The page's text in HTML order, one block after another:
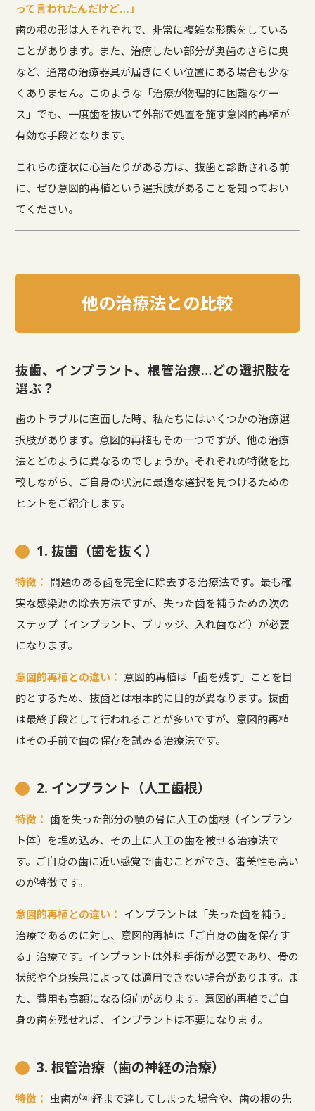
って言われたんだけど…」
歯の根の形は人それぞれで、非常に複雑な形態をしている
ことがあります。また、治療したい部分が奥歯のさらに奥
など、通常の治療器具が届きにくい位置にある場合も少な
くありません。このような「治療が物理的に困難なケー
ス」でも、一度歯を抜いて外部で処置を施す意図的再植が
有効な手段となります。
これらの症状に心当たりがある方は、抜歯と診断される前
に、ぜひ意図的再植という選択肢があることを知っておい
てください。
他の治療法との比較
抜歯、インプラント、根管治療…どの選択肢を
選ぶ？
歯のトラブルに直面した時、私たちにはいくつかの治療選
択肢があります。意図的再植もその一つですが、他の治療
法とどのように異なるのでしょうか。それぞれの特徴を比
較しながら、ご自身の状況に最適な選択を見つけるための
ヒントをご紹介します。
1. 抜歯（歯を抜く）
特徴： 問題のある歯を完全に除去する治療法です。最も確
実な感染源の除去方法ですが、失った歯を補うための次の
ステップ（インプラント、ブリッジ、入れ歯など）が必要
になります。
意図的再植との違い： 意図的再植は「歯を残す」ことを目
的とするため、抜歯とは根本的に目的が異なります。抜歯
は最終手段として行われることが多いですが、意図的再植
はその手前で歯の保存を試みる治療法です。
2. インプラント（人工歯根）
特徴： 歯を失った部分の顎の骨に人工の歯根（インプラン
ト体）を埋め込み、その上に人工の歯を被せる治療法で
す。ご自身の歯に近い感覚で噛むことができ、審美性も高い
のが特徴です。
意図的再植との違い： インプラントは「失った歯を補う」
治療であるのに対し、意図的再植は「ご自身の歯を保存す
る」治療です。インプラントは外科手術が必要であり、骨の
状態や全身疾患によっては適用できない場合があります。ま
た、費用も高額になる傾向があります。意図的再植でご自
身の歯を残せれば、インプラントは不要になります。
3. 根管治療（歯の神経の治療）
特徴： 虫歯が神経まで達してしまった場合や、歯の根の先